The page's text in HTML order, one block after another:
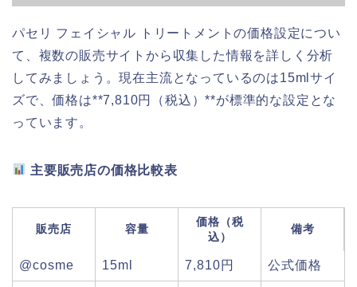
パセリ フェイシャル トリートメントの価格設定につい
て、複数の販売サイトから収集した情報を詳しく分析
してみましょう。現在主流となっているのは15mlサイ
ズで、価格は**7,810円（税込）**が標準的な設定とな
っています。
主要販売店の価格比較表
販売店 容量
価格（税
込）
備考
@cosme 15ml 7,810円 公式価格